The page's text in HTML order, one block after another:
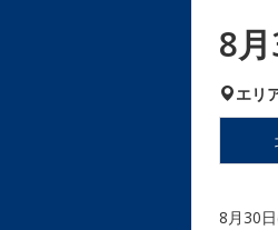
8
エリ
8月30